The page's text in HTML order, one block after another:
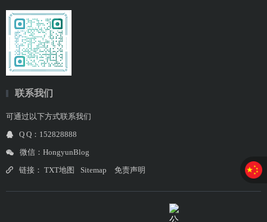
联系我们
可通过以下方式联系我们
Q Q：152828888
微信：HongyunBlog
链接： TXT地图 Sitemap 免责声明